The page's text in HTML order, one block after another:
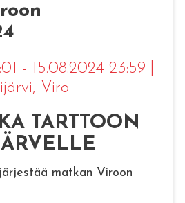
- 15.08.2024 23:59
, Viro
TARTTOON
matkan Viroon